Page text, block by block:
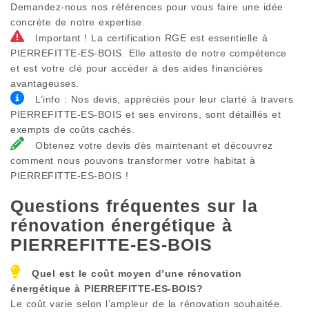
Demandez-nous nos références pour vous faire une idée
concrète de notre expertise.
Important ! La certification RGE est essentielle à
PIERREFITTE-ES-BOIS. Elle atteste de notre compétence
et est votre clé pour accéder à des aides financières
avantageuses.
L’info : Nos devis, appréciés pour leur clarté à travers
PIERREFITTE-ES-BOIS et ses environs, sont détaillés et
exempts de coûts cachés.
Obtenez votre devis dès maintenant et découvrez
comment nous pouvons transformer votre habitat à
PIERREFITTE-ES-BOIS !
Questions fréquentes sur la
rénovation énergétique à
PIERREFITTE-ES-BOIS
Quel est le coût moyen d’une rénovation
énergétique à PIERREFITTE-ES-BOIS?
Le coût varie selon l’ampleur de la rénovation souhaitée.